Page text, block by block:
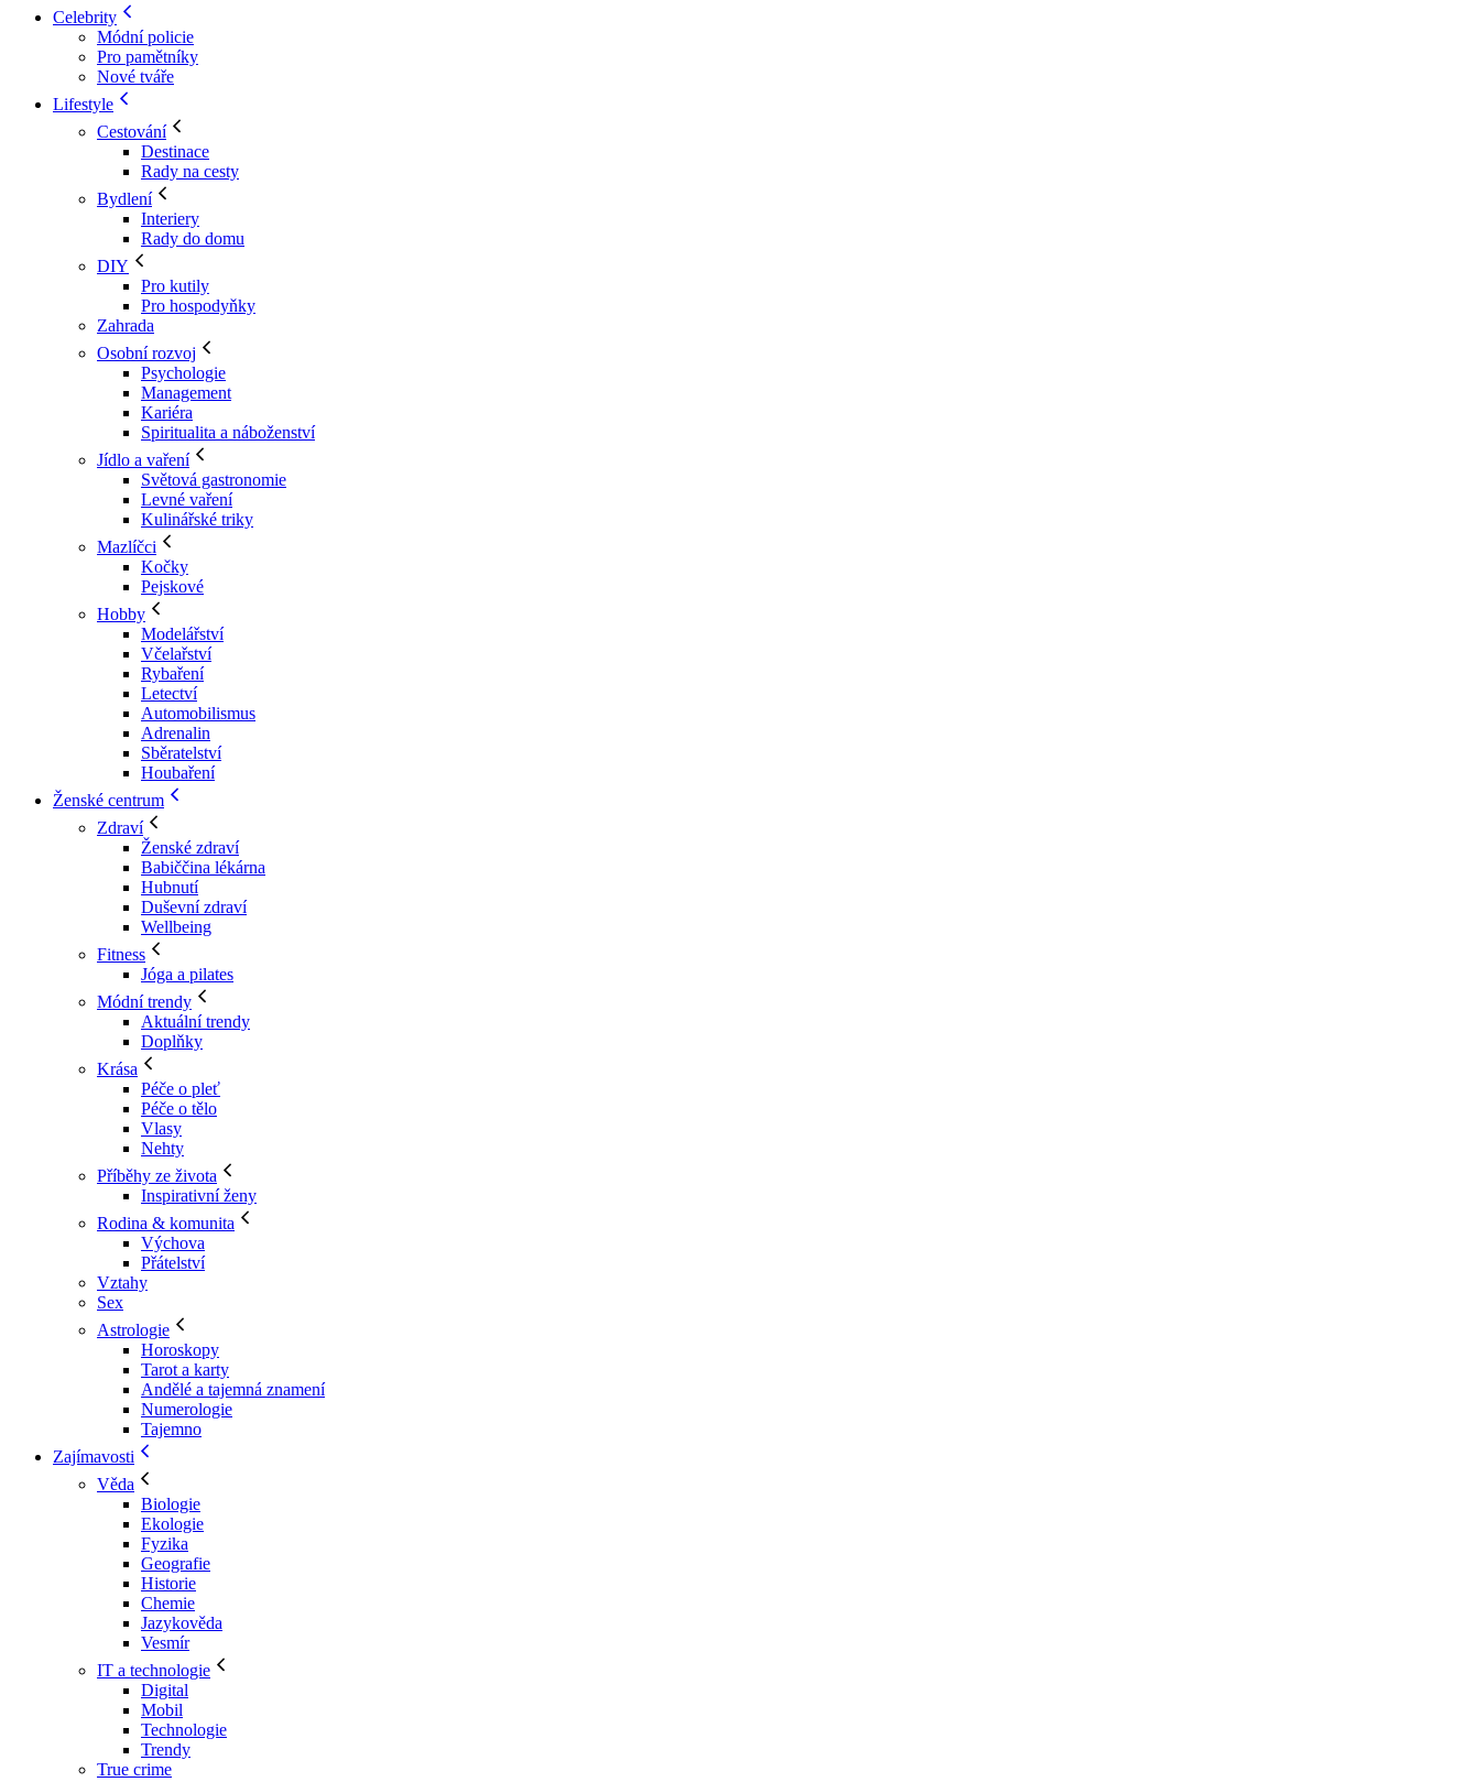
Celebrity
Módní policie
Pro pamětníky
Nové tváře
Lifestyle
Cestování
Destinace
Rady na cesty
Bydlení
Interiery
Rady do domu
DIY
Pro kutily
Pro hospodyňky
Zahrada
Osobní rozvoj
Psychologie
Management
Kariéra
Spiritualita a náboženství
Jídlo a vaření
Světová gastronomie
Levné vaření
Kulinářské triky
Mazlíčci
Kočky
Pejskové
Hobby
Modelářství
Včelařství
Rybaření
Letectví
Automobilismus
Adrenalin
Sběratelství
Houbaření
Ženské centrum
Zdraví
Ženské zdraví
Babiččina lékárna
Hubnutí
Duševní zdraví
Wellbeing
Fitness
Jóga a pilates
Módní trendy
Aktuální trendy
Doplňky
Krása
Péče o pleť
Péče o tělo
Vlasy
Nehty
Příběhy ze života
Inspirativní ženy
Rodina & komunita
Výchova
Přátelství
Vztahy
Sex
Astrologie
Horoskopy
Tarot a karty
Andělé a tajemná znamení
Numerologie
Tajemno
Zajímavosti
Věda
Biologie
Ekologie
Fyzika
Geografie
Historie
Chemie
Jazykověda
Vesmír
IT a technologie
Digital
Mobil
Technologie
Trendy
True crime